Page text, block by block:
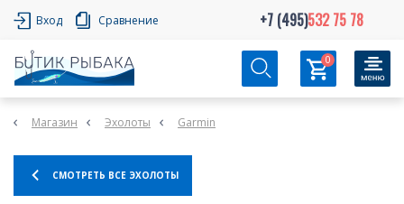
Вход Сравнение +7 (495)532 75 78
0
Магазин Эхолоты Garmin
СМОТРЕТЬ ВСЕ ЭХОЛОТЫ